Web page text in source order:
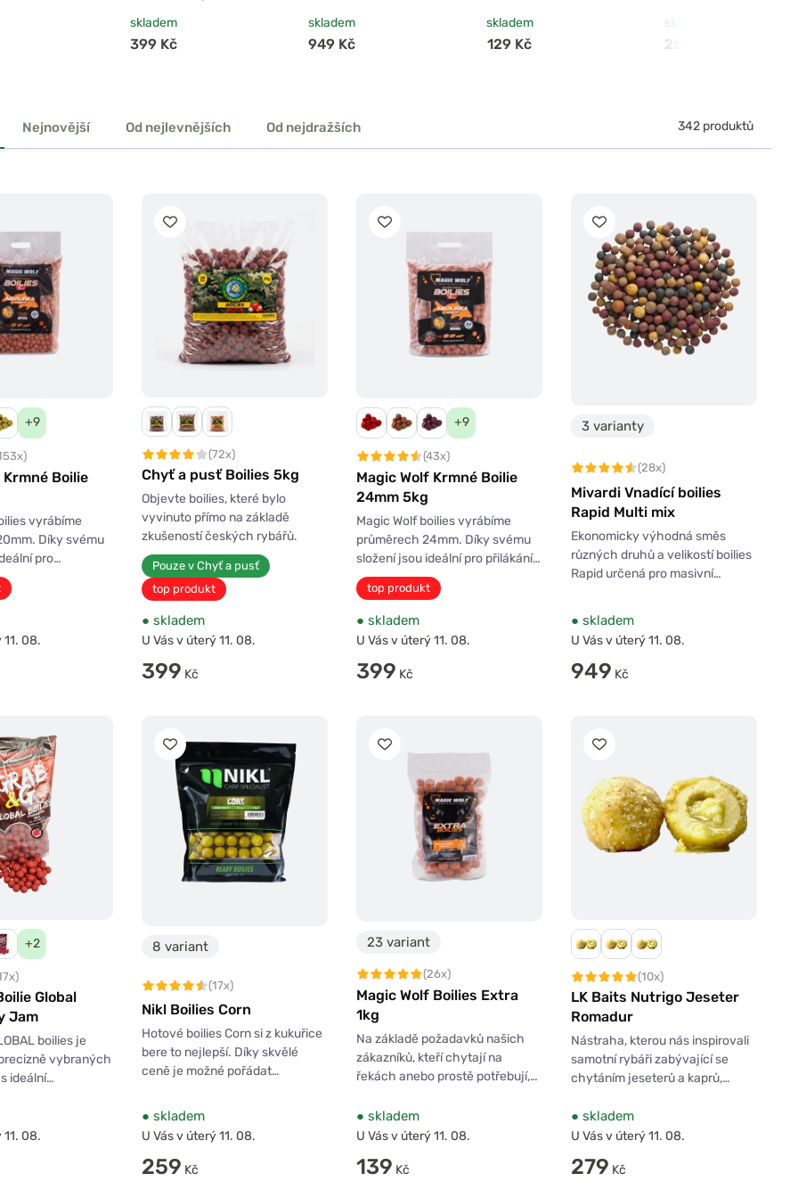
skladem
399 Kč
skladem
949 Kč
skladem
129 Kč
skladem
259 Kč
Nejnovější Od nejlevnějších Od nejdražších 342 produktů
+9
Boilie
vyrábíme
Díky svému
pro…
08.
(72x)
Chyť a pusť Boilies 5kg
Objevte boilies, které bylo
vyvinuto přímo na základě
zkušeností českých rybářů.
Pouze v Chyť a pusť
top produkt
● skladem
U Vás v úterý 11. 08.
399 Kč
+9
(43x)
Magic Wolf Krmné Boilie
24mm 5kg
Magic Wolf boilies vyrábíme
průměrech 24mm. Díky svému
složení jsou ideální pro přilákání…
top produkt
● skladem
U Vás v úterý 11. 08.
399 Kč
3 varianty
(28x)
Mivardi Vnadící boilies
Rapid Multi mix
Ekonomicky výhodná směs
různých druhů a velikostí boilies
Rapid určená pro masivní…
● skladem
U Vás v úterý 11. 08.
949 Kč
+2
Global
Jam
boilies je
vybraných
ideální…
08.
8 variant
(17x)
Nikl Boilies Corn
Hotové boilies Corn si z kukuřice
bere to nejlepší. Díky skvělé
ceně je možné pořádat…
● skladem
U Vás v úterý 11. 08.
259 Kč
23 variant
(26x)
Magic Wolf Boilies Extra
1kg
Na základě požadavků našich
zákazníků, kteří chytají na
řekách anebo prostě potřebují,…
● skladem
U Vás v úterý 11. 08.
139 Kč
(10x)
LK Baits Nutrigo Jeseter
Romadur
Nástraha, kterou nás inspirovali
samotní rybáři zabývající se
chytáním jeseterů a kaprů,…
● skladem
U Vás v úterý 11. 08.
279 Kč